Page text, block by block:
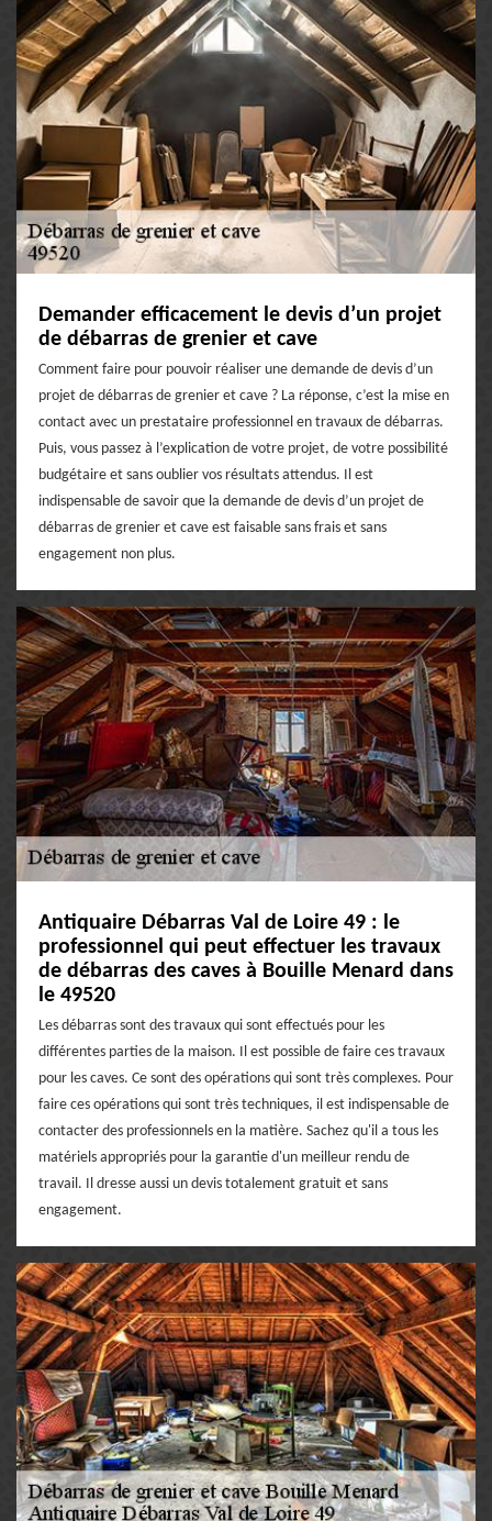
Demander efficacement le devis d’un projet
de débarras de grenier et cave
Comment faire pour pouvoir réaliser une demande de devis d’un
projet de débarras de grenier et cave ? La réponse, c’est la mise en
contact avec un prestataire professionnel en travaux de débarras.
Puis, vous passez à l’explication de votre projet, de votre possibilité
budgétaire et sans oublier vos résultats attendus. Il est
indispensable de savoir que la demande de devis d’un projet de
débarras de grenier et cave est faisable sans frais et sans
engagement non plus.
Antiquaire Débarras Val de Loire 49 : le
professionnel qui peut effectuer les travaux
de débarras des caves à Bouille Menard dans
le 49520
Les débarras sont des travaux qui sont effectués pour les
différentes parties de la maison. Il est possible de faire ces travaux
pour les caves. Ce sont des opérations qui sont très complexes. Pour
faire ces opérations qui sont très techniques, il est indispensable de
contacter des professionnels en la matière. Sachez qu'il a tous les
matériels appropriés pour la garantie d'un meilleur rendu de
travail. Il dresse aussi un devis totalement gratuit et sans
engagement.